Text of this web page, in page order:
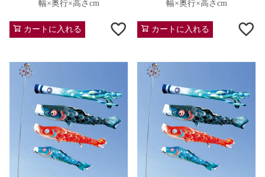
幅×奥行×高さcm
カートに入れる
幅×奥行×高さcm
カートに入れる